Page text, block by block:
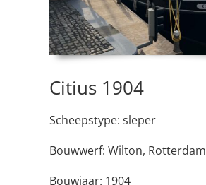
Citius 1904
Scheepstype: sleper
Bouwwerf: Wilton, Rotterdam
Bouwjaar: 1904